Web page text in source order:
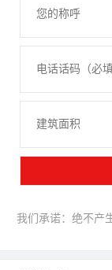
我们承诺：绝不产